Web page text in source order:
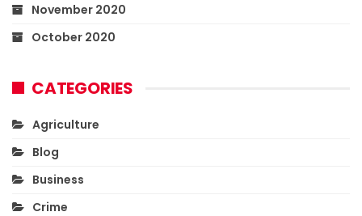
November 2020
October 2020
CATEGORIES
Agriculture
Blog
Business
Crime